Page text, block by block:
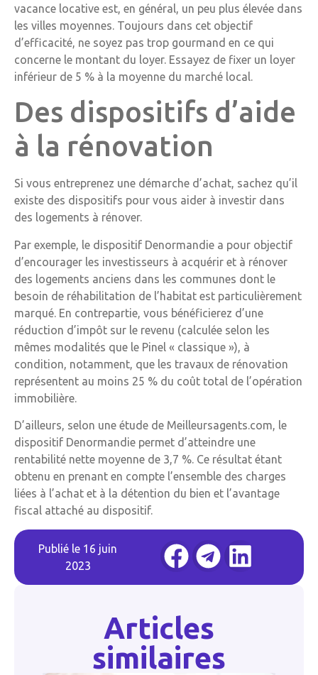
vacance locative est, en général, un peu plus élevée dans
les villes moyennes. Toujours dans cet objectif
d’efficacité, ne soyez pas trop gourmand en ce qui
concerne le montant du loyer. Essayez de fixer un loyer
inférieur de 5 % à la moyenne du marché local.
Des dispositifs d’aide
à la rénovation
Si vous entreprenez une démarche d’achat, sachez qu’il
existe des dispositifs pour vous aider à investir dans
des logements à rénover.
Par exemple, le dispositif Denormandie a pour objectif
d’encourager les investisseurs à acquérir et à rénover
des logements anciens dans les communes dont le
besoin de réhabilitation de l’habitat est particulièrement
marqué. En contrepartie, vous bénéficierez d’une
réduction d’impôt sur le revenu (calculée selon les
mêmes modalités que le Pinel « classique »), à
condition, notamment, que les travaux de rénovation
représentent au moins 25 % du coût total de l’opération
immobilière.
D’ailleurs, selon une étude de Meilleursagents.com, le
dispositif Denormandie permet d’atteindre une
rentabilité nette moyenne de 3,7 %. Ce résultat étant
obtenu en prenant en compte l’ensemble des charges
liées à l’achat et à la détention du bien et l’avantage
fiscal attaché au dispositif.
Publié le 16 juin
2023
Articles
similaires